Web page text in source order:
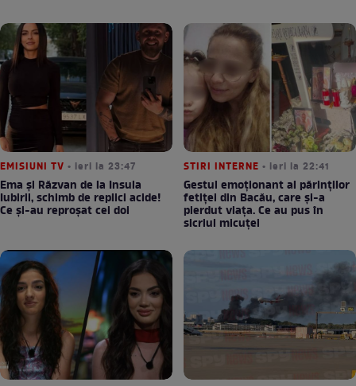
EMISIUNI TV • ieri la 23:47
Ema și Răzvan de la Insula
Iubirii, schimb de replici acide!
Ce și-au reproșat cei doi
STIRI INTERNE • ieri la 22:41
Gestul emoționant al părinților
fetiței din Bacău, care și-a
pierdut viața. Ce au pus în
sicriul micuței